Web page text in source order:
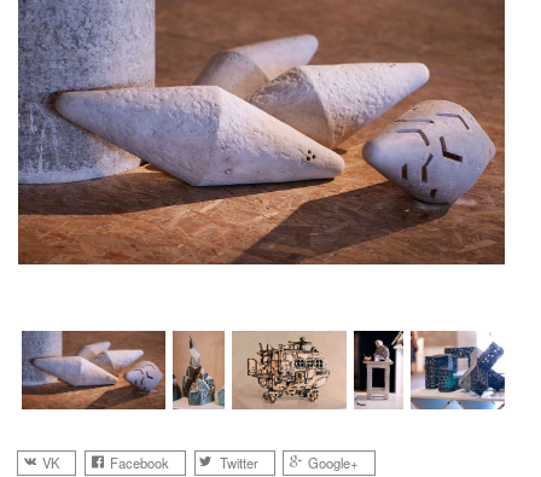
VK Facebook Twitter Google+